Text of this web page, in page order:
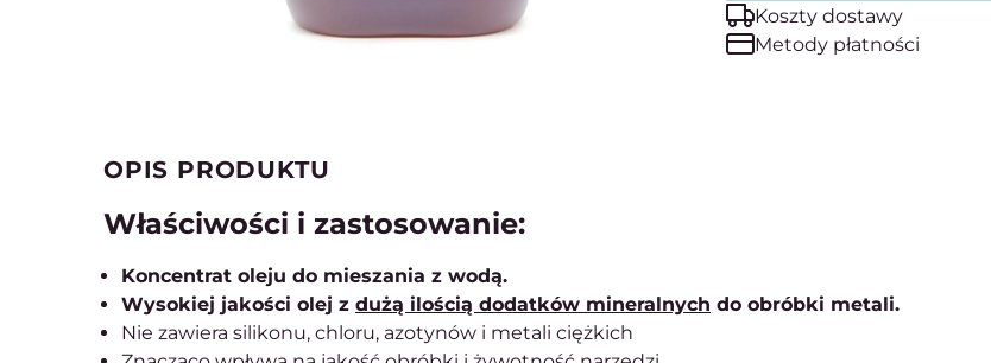
Koszty dostawy
Metody płatności
OPIS PRODUKTU
Właściwości i zastosowanie:
Koncentrat oleju do mieszania z wodą.
Wysokiej jakości olej z dużą ilością dodatków mineralnych do obróbki metali.
Nie zawiera silikonu, chloru, azotynów i metali ciężkich